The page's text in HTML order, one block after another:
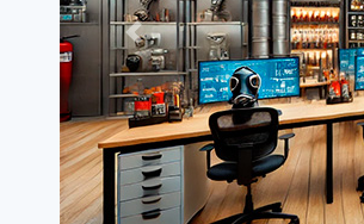
Previous